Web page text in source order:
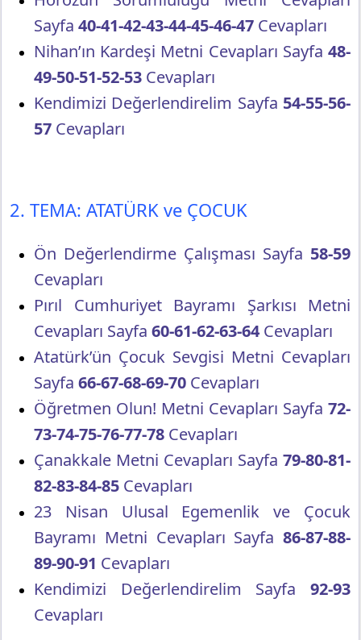
Sayfa 40-41-42-43-44-45-46-47 Cevapları
Nihan’ın Kardeşi Metni Cevapları Sayfa 48-
49-50-51-52-53 Cevapları
Kendimizi Değerlendirelim Sayfa 54-55-56-
57 Cevapları
2. TEMA: ATATÜRK ve ÇOCUK
Ön Değerlendirme Çalışması Sayfa 58-59
Cevapları
Pırıl Cumhuriyet Bayramı Şarkısı Metni
Cevapları Sayfa 60-61-62-63-64 Cevapları
Atatürk’ün Çocuk Sevgisi Metni Cevapları
Sayfa 66-67-68-69-70 Cevapları
Öğretmen Olun! Metni Cevapları Sayfa 72-
73-74-75-76-77-78 Cevapları
Çanakkale Metni Cevapları Sayfa 79-80-81-
82-83-84-85 Cevapları
23 Nisan Ulusal Egemenlik ve Çocuk
Bayramı Metni Cevapları Sayfa 86-87-88-
89-90-91 Cevapları
Kendimizi Değerlendirelim Sayfa 92-93
Cevapları